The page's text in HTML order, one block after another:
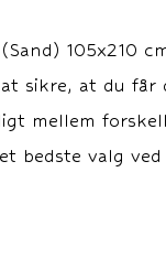
Springmadras: 18 cm.
Topmadras: ca. 7 cm. Motor:
LINAK TD4. Elevationsl
105x210
sikre, at du får
mellem
bedste valg